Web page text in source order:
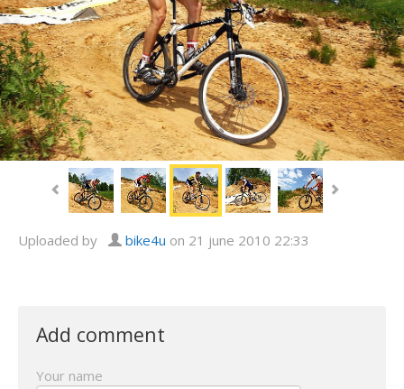
Uploaded by bike4u on 21 june 2010 22:33
Add comment
Your name